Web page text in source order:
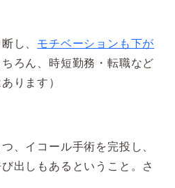
し、 モチベーションも下が
ちろん、時短勤務・転職など
ります）
、イコール手術を完投し、
出しもあるということ。さ